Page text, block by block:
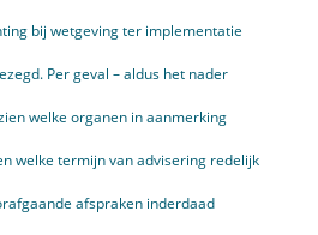
bij wetgeving ter implementatie
Per geval – aldus het nader
welke organen in aanmerking
welke termijn van advisering redelijk
afspraken inderdaad